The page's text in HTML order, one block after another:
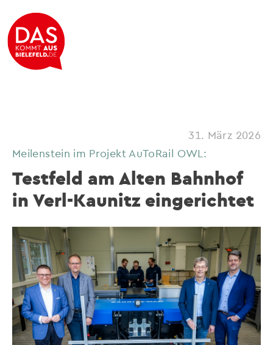
31. März 2026
Meilenstein im Projekt AuToRail OWL:
Testfeld am Alten Bahnhof
in Verl-Kaunitz eingerichtet